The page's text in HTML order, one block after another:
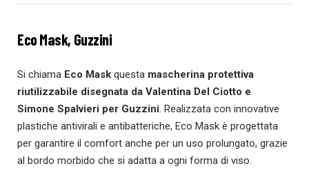
Eco Mask, Guzzini
Si chiama Eco Mask questa mascherina protettiva
riutilizzabile disegnata da Valentina Del Ciotto e
Simone Spalvieri per Guzzini. Realizzata con innovative
plastiche antivirali e antibatteriche, Eco Mask è progettata
per garantire il comfort anche per un uso prolungato, grazie
al bordo morbido che si adatta a ogni forma di viso.